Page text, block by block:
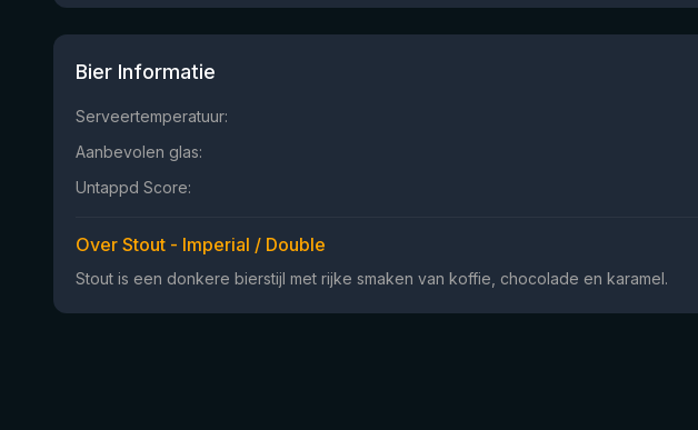
Bier Informatie
Serveertemperatuur:
Aanbevolen glas:
Untappd Score:
Over Stout - Imperial / Double
Stout is een donkere bierstijl met rijke smaken van koffie, chocolade en karamel.